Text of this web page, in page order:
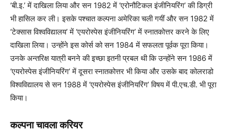
‘बी.इ.’ में दाखिला लिया और सन 1982 में ‘एरोनौटिकल इंजीनियरिंग’ की डिग्री
भी हासिल कर ली। इसके पश्चात कल्पना अमेरिका चली गयीं और सन 1982 में
‘टेक्सास विश्वविद्यालय’ में ‘एयरोस्पेस इंजीनियरिंग’ में स्नातकोत्तर करने के लिए
दाखिला लिया। उन्होंने इस कोर्स को सन 1984 में सफलता पूर्वक पूरा किया।
उनके अन्तरिक्ष यात्री बनने की इच्छा इतनी प्रबल थी कि उन्होंने सन 1986 में
‘एयरोस्पेस इंजीनियरिंग’ में दूसरा स्नातकोत्तर भी किया और उसके बाद कोलराडो
विश्वविद्यालय से सन 1988 में ‘एयरोस्पेस इंजीनियरिंग’ विषय में पी.एच.डी. भी पूरा
किया।
कल्पना चावला करियर